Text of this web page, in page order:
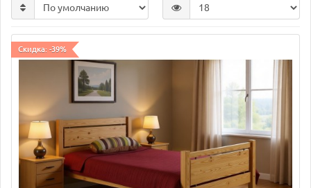
Скидка: -39%